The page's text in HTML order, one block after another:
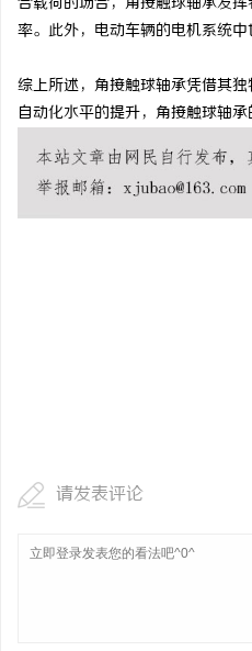
合载荷的场合，角接触球轴承发
率。此外，电动车辆的电机系统
综上所述，角接触球轴承凭借其
自动化水平的提升，角接触球轴
请发表评论